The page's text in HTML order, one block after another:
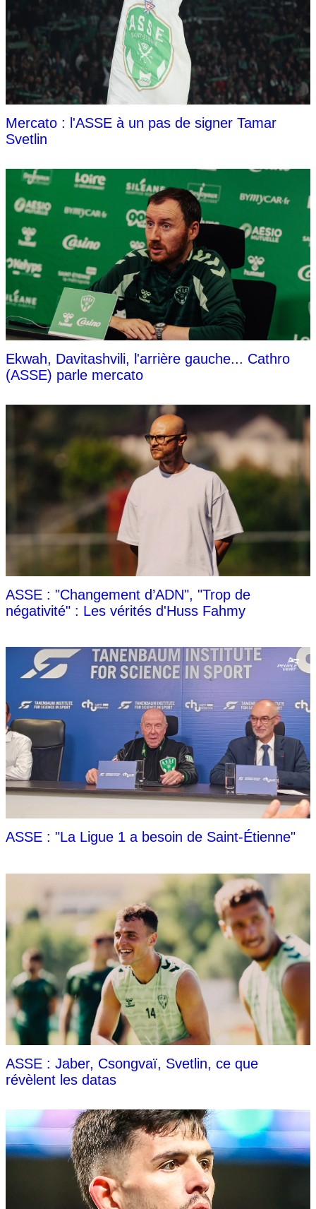
Mercato : l'ASSE à un pas de signer Tamar
Svetlin
Ekwah, Davitashvili, l'arrière gauche... Cathro
(ASSE) parle mercato
ASSE : "Changement d’ADN", "Trop de
négativité" : Les vérités d'Huss Fahmy
ASSE : "La Ligue 1 a besoin de Saint-Étienne"
ASSE : Jaber, Csongvaï, Svetlin, ce que
révèlent les datas